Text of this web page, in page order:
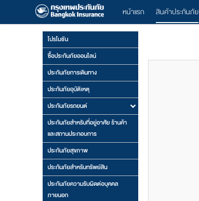
หน้าแรก สินค้าประกันภัย
โปรโมชัน
ซื้อประกันภัยออนไลน์
ประกันภัยการเดินทาง
ประกันภัยอุบัติเหตุ
ประกันภัยรถยนต์
ประกันภัยสำหรับที่อยู่อาศัย ร้านค้า
และสถานประกอบการ
ประกันภัยสุขภาพ
ประกันภัยสำหรับทรัพย์สิน
ประกันภัยความรับผิดต่อบุคคล
ภายนอก